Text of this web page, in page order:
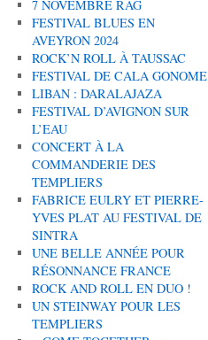
7 NOVEMBRE RAG
FESTIVAL BLUES EN
AVEYRON 2024
ROCK’N ROLL À TAUSSAC
FESTIVAL DE CALA GONOME
LIBAN : DARALAJAZA
FESTIVAL D’AVIGNON SUR
L’EAU
CONCERT À LA
COMMANDERIE DES
TEMPLIERS
FABRICE EULRY ET PIERRE-
YVES PLAT AU FESTIVAL DE
SINTRA
UNE BELLE ANNÉE POUR
RÉSONNANCE FRANCE
ROCK AND ROLL EN DUO !
UN STEINWAY POUR LES
TEMPLIERS